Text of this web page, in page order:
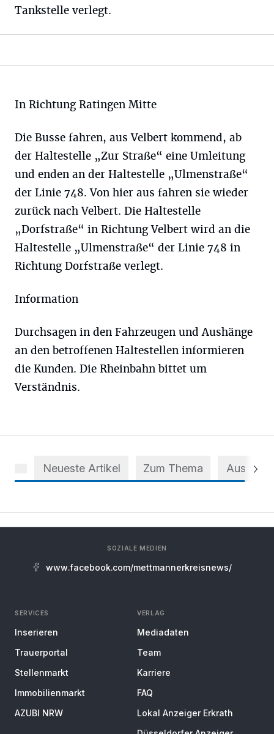
Tankstelle verlegt.
In Richtung Ratingen Mitte
Die Busse fahren, aus Velbert kommend, ab
der Haltestelle „Zur Straße“ eine Umleitung
und enden an der Haltestelle „Ulmenstraße“
der Linie 748. Von hier aus fahren sie wieder
zurück nach Velbert. Die Haltestelle
„Dorfstraße“ in Richtung Velbert wird an die
Haltestelle „Ulmenstraße“ der Linie 748 in
Richtung Dorfstraße verlegt.
Information
Durchsagen in den Fahrzeugen und Aushänge
an den betroffenen Haltestellen informieren
die Kunden. Die Rheinbahn bittet um
Verständnis.
Neueste Artikel Zum Thema Aus dem
SOZIALE MEDIEN
www.facebook.com/mettmannerkreisnews/
SERVICES
Inserieren
Trauerportal
Stellenmarkt
Immobilienmarkt
AZUBI NRW
VERLAG
Mediadaten
Team
Karriere
FAQ
Lokal Anzeiger Erkrath